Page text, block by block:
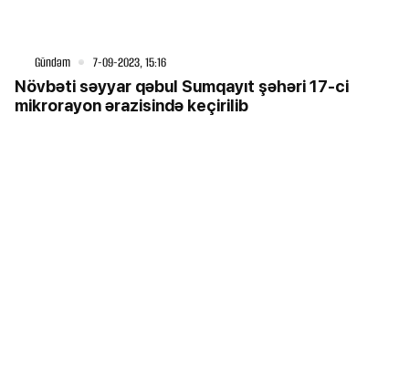
Gündəm 7-09-2023, 15:16
Növbəti səyyar qəbul Sumqayıt şəhəri 17-ci
mikrorayon ərazisində keçirilib